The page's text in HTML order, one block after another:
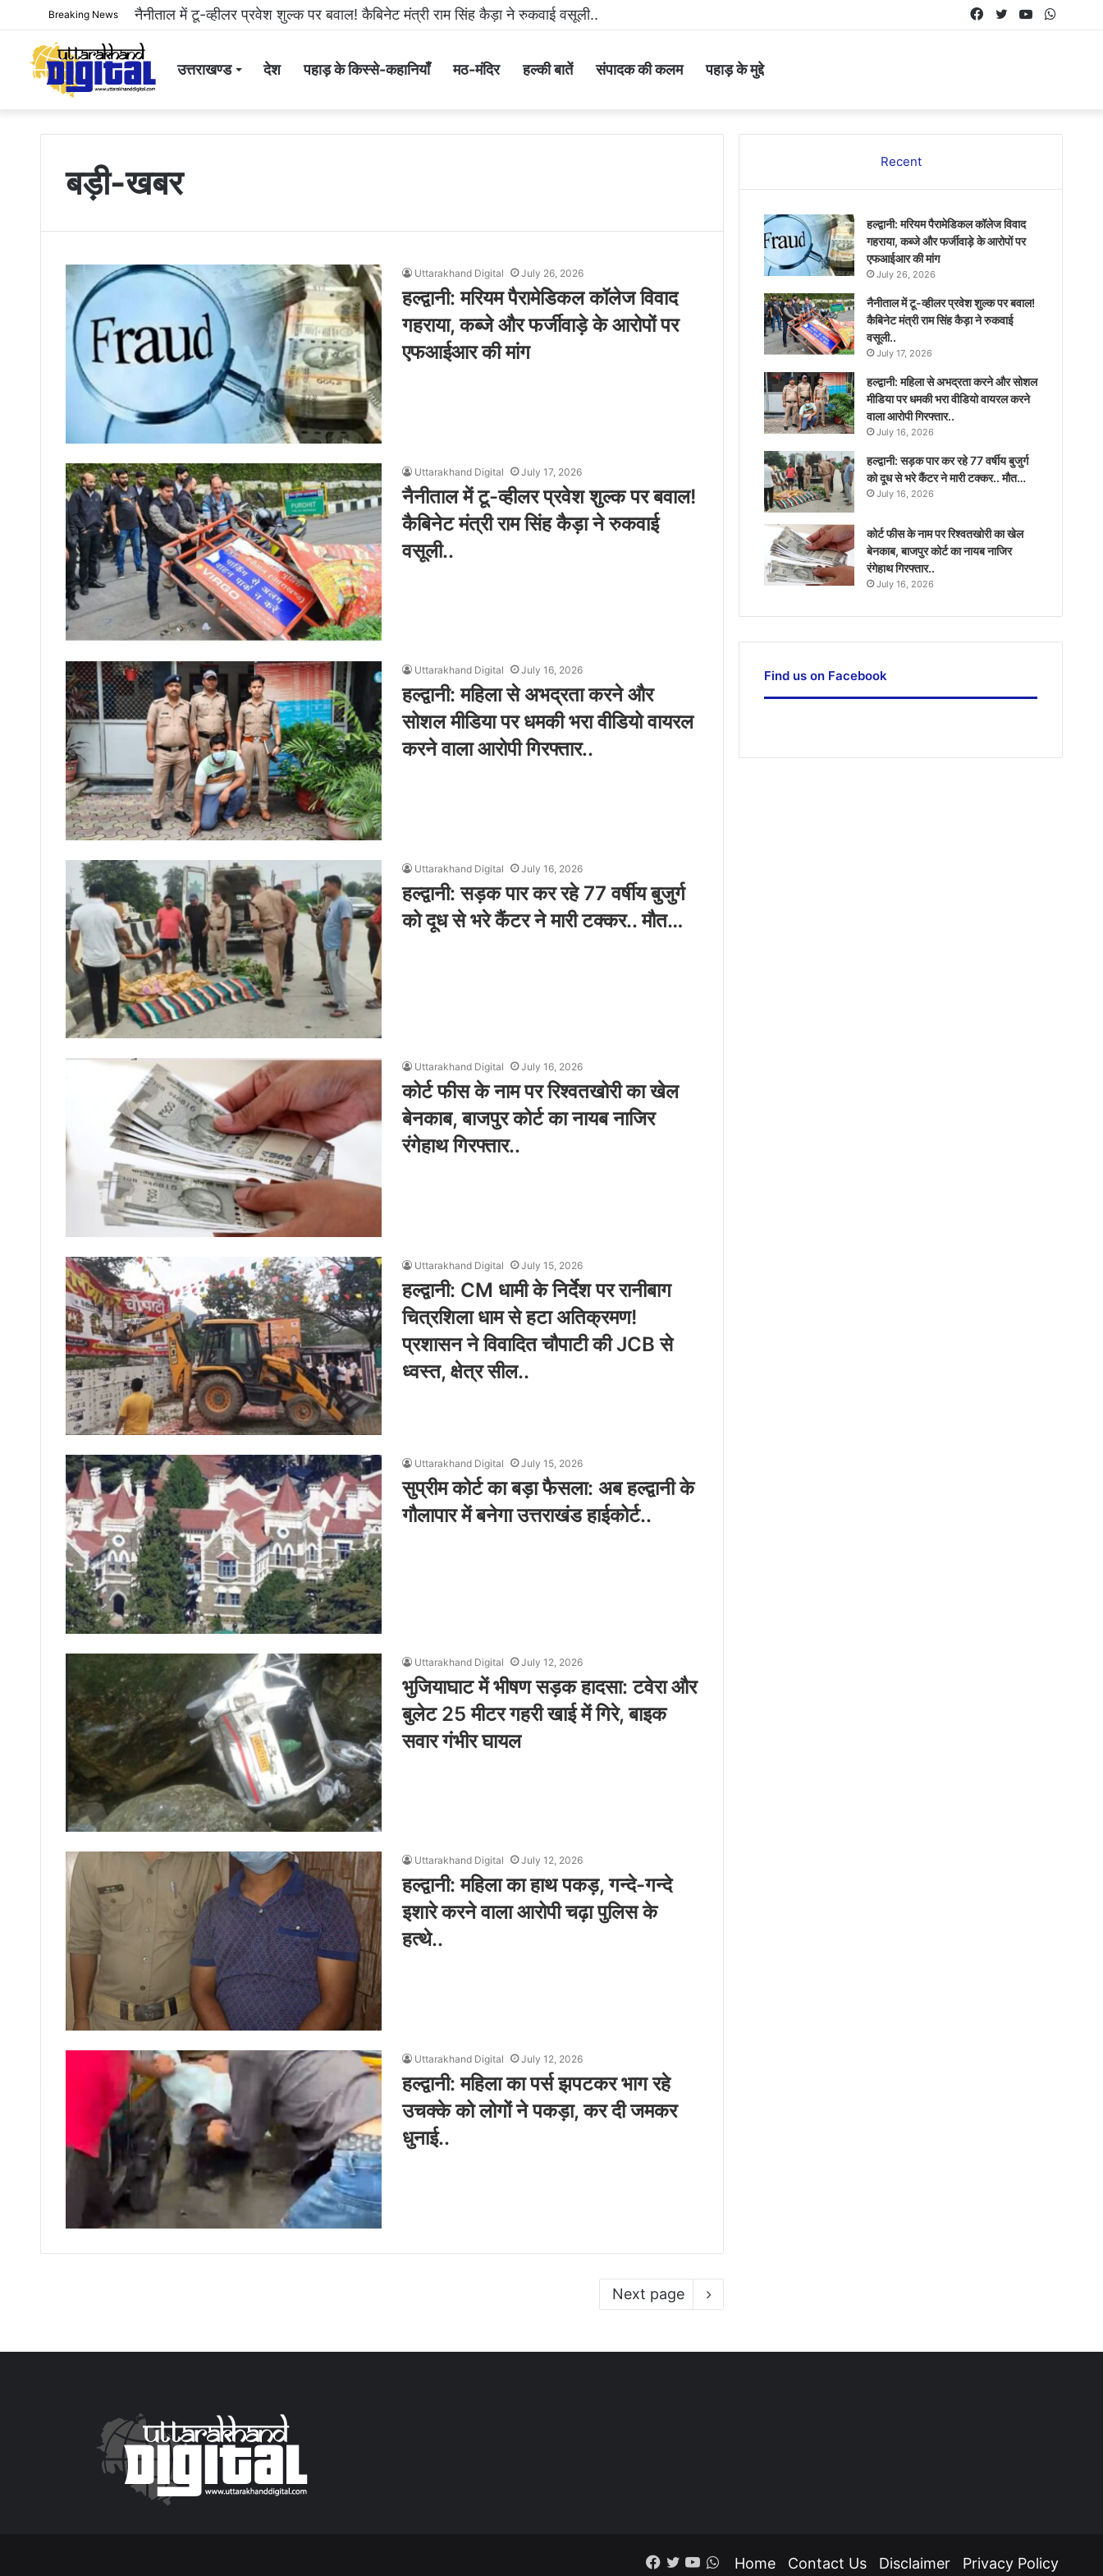
Breaking News नैनीताल में टू-व्हीलर प्रवेश शुल्क पर बवाल! कैबिनेट मंत्री राम सिंह कैड़ा ने रुकवाई वसूली.. YouTube
Twitter
Facebook
उत्तराखण्ड देश पहाड़ के किस्से-कहानियाँ मठ-मंदिर हल्की बातें संपादक की कलम पहाड़ के मुद्दे
बड़ी-खबर
Uttarakhand Digital July 26, 2026
हल्द्वानी: मरियम पैरामेडिकल कॉलेज विवाद
गहराया, कब्जे और फर्जीवाड़े के आरोपों पर
एफआईआर की मांग
Uttarakhand Digital July 17, 2026
नैनीताल में टू-व्हीलर प्रवेश शुल्क पर बवाल!
कैबिनेट मंत्री राम सिंह कैड़ा ने रुकवाई
वसूली..
Uttarakhand Digital July 16, 2026
हल्द्वानी: महिला से अभद्रता करने और
सोशल मीडिया पर धमकी भरा वीडियो वायरल
करने वाला आरोपी गिरफ्तार..
Uttarakhand Digital July 16, 2026
हल्द्वानी: सड़क पार कर रहे 77 वर्षीय बुजुर्ग
को दूध से भरे कैंटर ने मारी टक्कर.. मौत…
Uttarakhand Digital July 16, 2026
कोर्ट फीस के नाम पर रिश्वतखोरी का खेल
बेनकाब, बाजपुर कोर्ट का नायब नाजिर
रंगेहाथ गिरफ्तार..
Uttarakhand Digital July 15, 2026
हल्द्वानी: CM धामी के निर्देश पर रानीबाग
चित्रशिला धाम से हटा अतिक्रमण!
प्रशासन ने विवादित चौपाटी की JCB से
ध्वस्त, क्षेत्र सील..
Uttarakhand Digital July 15, 2026
सुप्रीम कोर्ट का बड़ा फैसला: अब हल्द्वानी के
गौलापार में बनेगा उत्तराखंड हाईकोर्ट..
Uttarakhand Digital July 12, 2026
भुजियाघाट में भीषण सड़क हादसा: टवेरा और
बुलेट 25 मीटर गहरी खाई में गिरे, बाइक
सवार गंभीर घायल
Uttarakhand Digital July 12, 2026
हल्द्वानी: महिला का हाथ पकड़, गन्दे-गन्दे
इशारे करने वाला आरोपी चढ़ा पुलिस के
हत्थे..
Uttarakhand Digital July 12, 2026
हल्द्वानी: महिला का पर्स झपटकर भाग रहे
उचक्के को लोगों ने पकड़ा, कर दी जमकर
धुनाई..
Next page
Recent
हल्द्वानी: मरियम पैरामेडिकल कॉलेज विवाद
गहराया, कब्जे और फर्जीवाड़े के आरोपों पर
एफआईआर की मांग
July 26, 2026
नैनीताल में टू-व्हीलर प्रवेश शुल्क पर बवाल!
कैबिनेट मंत्री राम सिंह कैड़ा ने रुकवाई
वसूली..
July 17, 2026
हल्द्वानी: महिला से अभद्रता करने और सोशल
मीडिया पर धमकी भरा वीडियो वायरल करने
वाला आरोपी गिरफ्तार..
July 16, 2026
हल्द्वानी: सड़क पार कर रहे 77 वर्षीय बुजुर्ग
को दूध से भरे कैंटर ने मारी टक्कर.. मौत…
July 16, 2026
कोर्ट फीस के नाम पर रिश्वतखोरी का खेल
बेनकाब, बाजपुर कोर्ट का नायब नाजिर
रंगेहाथ गिरफ्तार..
July 16, 2026
Find us on Facebook
Home Contact Us Disclaimer Privacy Policy
Facebook
TwitterYouTube
WhatsApp